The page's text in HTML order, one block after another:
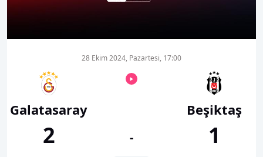
Galatasaray
2
28 Ekim 2024, Pazartesi, 17:00
-
Beşiktaş
1